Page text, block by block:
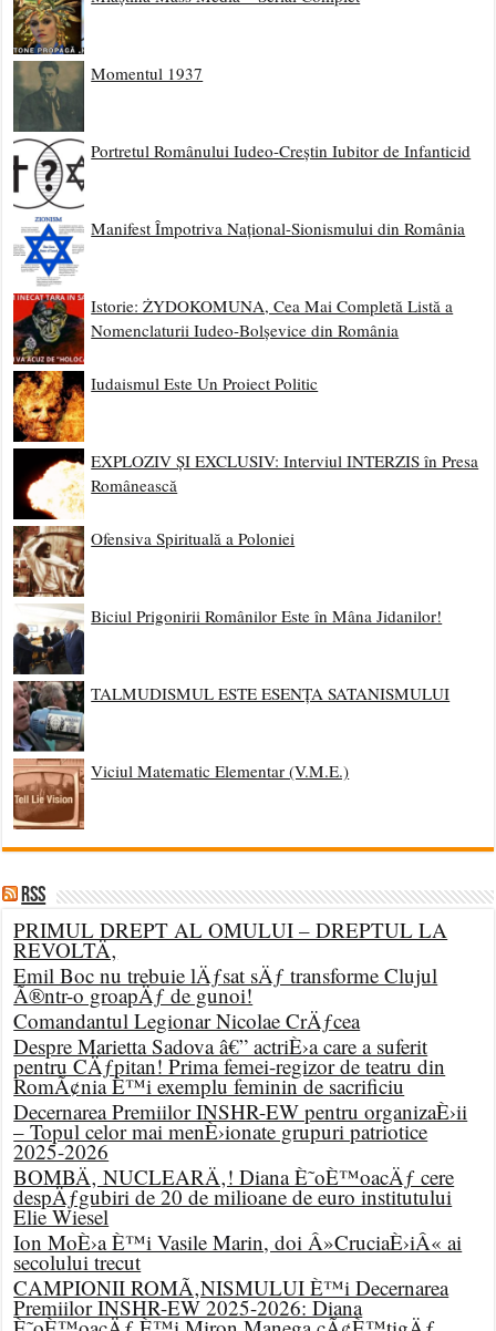
Momentul 1937
Portretul Românului Iudeo-Creștin Iubitor de Infanticid
Manifest Împotriva Național-Sionismului din România
Istorie: ŻYDOKOMUNA, Cea Mai Completă Listă a
Nomenclaturii Iudeo-Bolșevice din România
Iudaismul Este Un Proiect Politic
EXPLOZIV ȘI EXCLUSIV: Interviul INTERZIS în Presa
Românească
Ofensiva Spirituală a Poloniei
Biciul Prigonirii Românilor Este în Mâna Jidanilor!
TALMUDISMUL ESTE ESENȚA SATANISMULUI
Viciul Matematic Elementar (V.M.E.)
RSS
PRIMUL DREPT AL OMULUI – DREPTUL LA
REVOLTÄ‚
Emil Boc nu trebuie lÄƒsat sÄƒ transforme Clujul
Ã®ntr-o groapÄƒ de gunoi!
Comandantul Legionar Nicolae CrÄƒcea
Despre Marietta Sadova â€” actriÈ›a care a suferit
pentru CÄƒpitan! Prima femei-regizor de teatru din
RomÃ¢nia È™i exemplu feminin de sacrificiu
Decernarea Premiilor INSHR-EW pentru organizaÈ›ii
– Topul celor mai menÈ›ionate grupuri patriotice
2025-2026
BOMBÄ‚ NUCLEARÄ‚! Diana È˜oÈ™oacÄƒ cere
despÄƒgubiri de 20 de milioane de euro institutului
Elie Wiesel
Ion MoÈ›a È™i Vasile Marin, doi Â»CruciaÈ›iÂ« ai
secolului trecut
CAMPIONII ROMÃ‚NISMULUI È™i Decernarea
Premiilor INSHR-EW 2025-2026: Diana